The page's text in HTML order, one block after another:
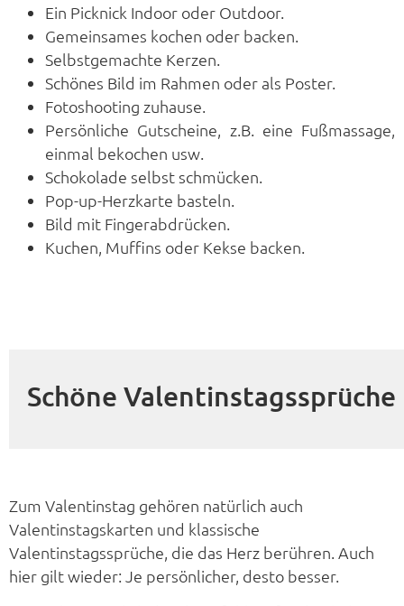
Ein Picknick Indoor oder Outdoor.
Gemeinsames kochen oder backen.
Selbstgemachte Kerzen.
Schönes Bild im Rahmen oder als Poster.
Fotoshooting zuhause.
Persönliche Gutscheine, z.B. eine Fußmassage,
einmal bekochen usw.
Schokolade selbst schmücken.
Pop-up-Herzkarte basteln.
Bild mit Fingerabdrücken.
Kuchen, Muffins oder Kekse backen.
Schöne Valentinstagssprüche
Zum Valentinstag gehören natürlich auch
Valentinstagskarten und klassische
Valentinstagssprüche, die das Herz berühren. Auch
hier gilt wieder: Je persönlicher, desto besser.